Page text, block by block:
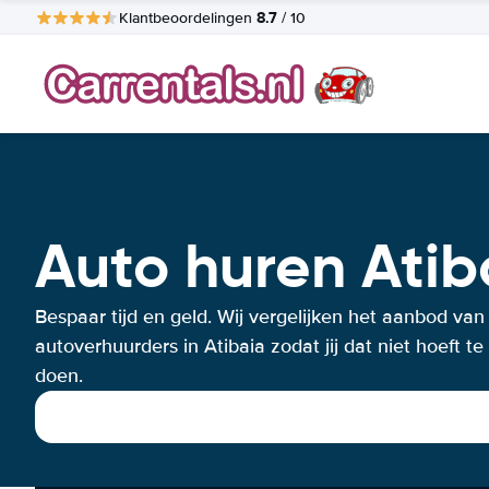
Klantbeoordelingen 8.7 / 10
Auto huren
Bespaar tijd en geld. Wij vergelijken het aanbod van
autoverhuurders in Atibaia zodat jij dat niet hoeft te
doen.